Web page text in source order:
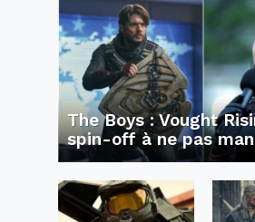
The Boys : Vought
spin-off à ne pas